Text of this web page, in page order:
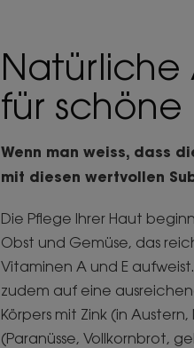
Natürliche
für schöne
Wenn man weiss, dass
mit diesen wertvollen
Die Pflege Ihrer Haut
Obst und Gemüse, das
Vitaminen A und E
zudem auf eine
Körpers mit Zink (in
(Paranüsse, Vollkornbrot,